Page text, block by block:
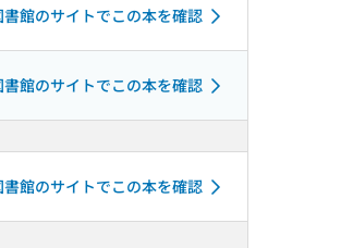
館のサイトでこの本を確認
書館のサイトでこの本を確認
館のサイトでこの本を確認